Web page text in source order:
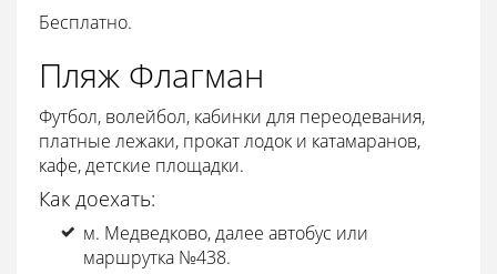
Бесплатно.
Пляж Флагман
Футбол, волейбол, кабинки для переодевания,
платные лежаки, прокат лодок и катамаранов,
кафе, детские площадки.
Как доехать:
м. Медведково, далее автобус или
маршрутка №438.